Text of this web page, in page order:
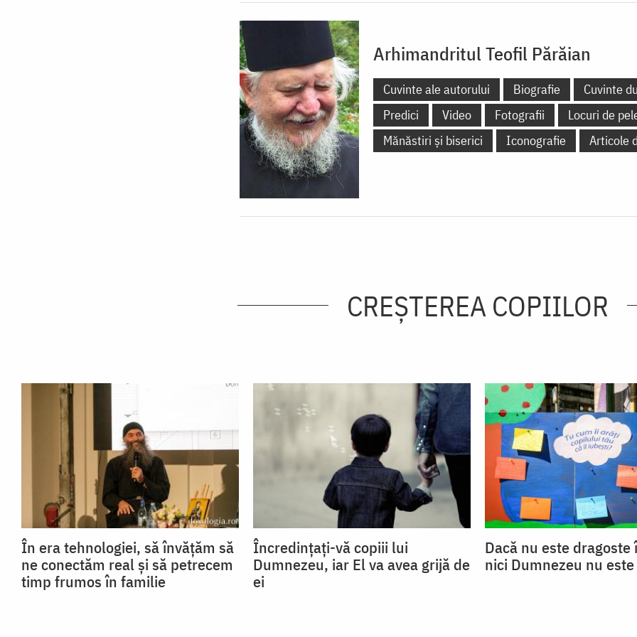
Arhimandritul Teofil Părăian
Cuvinte ale autorului Biografie
Cuvinte
Predici
Video Fotografii
Locuri de
Mănăstiri și biserici
Iconografie Articole
CREŞTEREA COPIILOR
În era tehnologiei, să învățăm să
ne conectăm real și să petrecem
timp frumos în familie
Încredințați-vă copiii lui
Dumnezeu, iar El va avea grijă de
ei
Dacă nu este
nici Dumnezeu nu